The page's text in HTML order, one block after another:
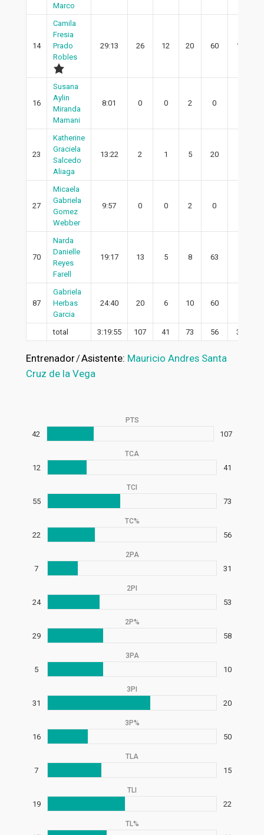
Marco
14
Camila
Fresia
Prado
Robles
29:13 26 12 20 60 11
16
Susana
Aylin
Miranda
Mamani
8:01 0 0 2 0
23
Katherine
Graciela
Salcedo
Aliaga
13:22 2 1 5 20
27
Micaela
Gabriela
Gomez
Webber
9:57 0 0 2 0
70
Narda
Danielle
Reyes
Farell
19:17 13 5 8 63
87
Gabriela
Herbas
Garcia
24:40 20 6 10 60
total 3:19:55 107 41 73 56 31
Entrenador/Asistente: Mauricio Andres Santa
Cruz de la Vega
PTS
42 107
TCA
12 41
TCI
55 73
TC%
22 56
2PA
7 31
2PI
24 53
2P%
29 58
3PA
5 10
3PI
31 20
3P%
16 50
TLA
7 15
TLI
19 22
TL%